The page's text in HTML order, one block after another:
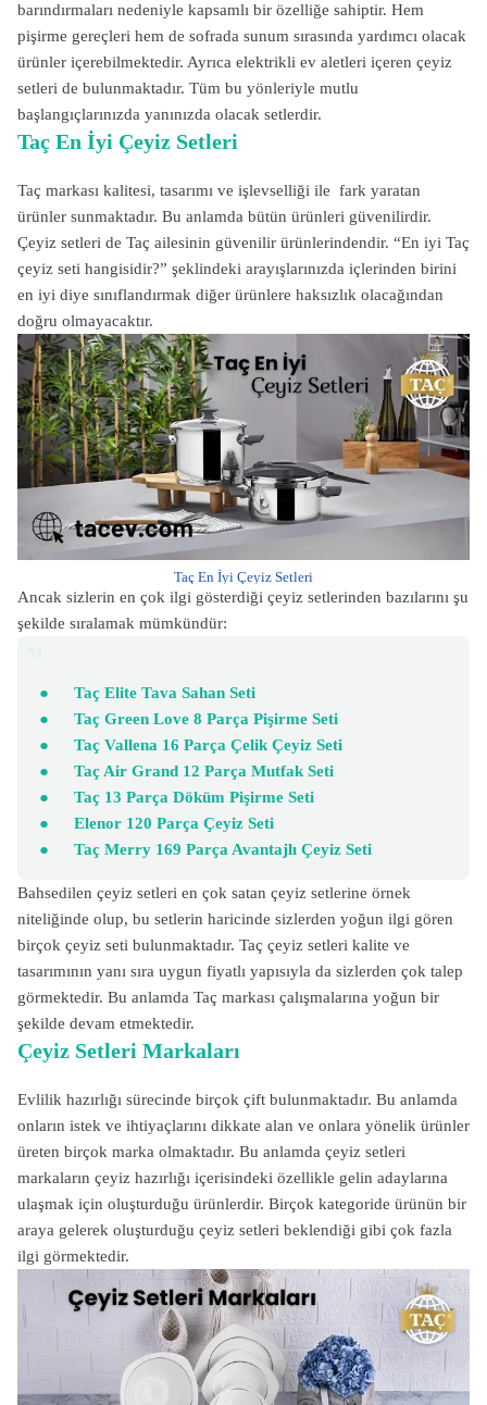
barındırmaları nedeniyle kapsamlı bir özelliğe sahiptir. Hem
pişirme gereçleri hem de sofrada sunum sırasında yardımcı olacak
ürünler içerebilmektedir. Ayrıca elektrikli ev aletleri içeren çeyiz
setleri de bulunmaktadır. Tüm bu yönleriyle mutlu
başlangıçlarınızda yanınızda olacak setlerdir.
Taç En İyi Çeyiz Setleri
Taç markası kalitesi, tasarımı ve işlevselliği ile fark yaratan
ürünler sunmaktadır. Bu anlamda bütün ürünleri güvenilirdir.
Çeyiz setleri de Taç ailesinin güvenilir ürünlerindendir. “En iyi Taç
çeyiz seti hangisidir?” şeklindeki arayışlarınızda içlerinden birini
en iyi diye sınıflandırmak diğer ürünlere haksızlık olacağından
doğru olmayacaktır.
Taç En İyi Çeyiz Setleri
Ancak sizlerin en çok ilgi gösterdiği çeyiz setlerinden bazılarını şu
şekilde sıralamak mümkündür:
●
Taç Elite Tava Sahan Seti
●
Taç Green Love 8 Parça Pişirme Seti
●
Taç Vallena 16 Parça Çelik Çeyiz Seti
●
Taç Air Grand 12 Parça Mutfak Seti
●
Taç 13 Parça Döküm Pişirme Seti
●
Elenor 120 Parça Çeyiz Seti
●
Taç Merry 169 Parça Avantajlı Çeyiz Seti
Bahsedilen çeyiz setleri en çok satan çeyiz setlerine örnek
niteliğinde olup, bu setlerin haricinde sizlerden yoğun ilgi gören
birçok çeyiz seti bulunmaktadır. Taç çeyiz setleri kalite ve
tasarımının yanı sıra uygun fiyatlı yapısıyla da sizlerden çok talep
görmektedir. Bu anlamda Taç markası çalışmalarına yoğun bir
şekilde devam etmektedir.
Çeyiz Setleri Markaları
Evlilik hazırlığı sürecinde birçok çift bulunmaktadır. Bu anlamda
onların istek ve ihtiyaçlarını dikkate alan ve onlara yönelik ürünler
üreten birçok marka olmaktadır. Bu anlamda çeyiz setleri
markaların çeyiz hazırlığı içerisindeki özellikle gelin adaylarına
ulaşmak için oluşturduğu ürünlerdir. Birçok kategoride ürünün bir
araya gelerek oluşturduğu çeyiz setleri beklendiği gibi çok fazla
ilgi görmektedir.